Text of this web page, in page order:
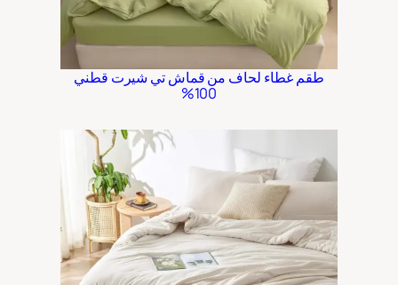
طقم غطاء لحاف من قماش تي شيرت قطني
100%